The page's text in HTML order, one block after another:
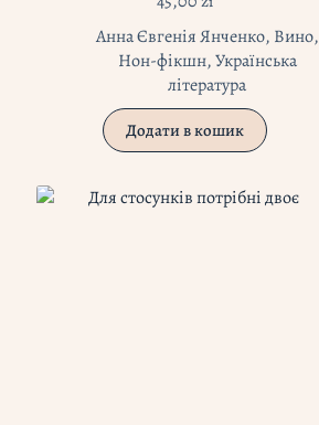
Анна Євгенія Янченко, Вино,
Нон-фікшн,Українська
література
Додати в кошик